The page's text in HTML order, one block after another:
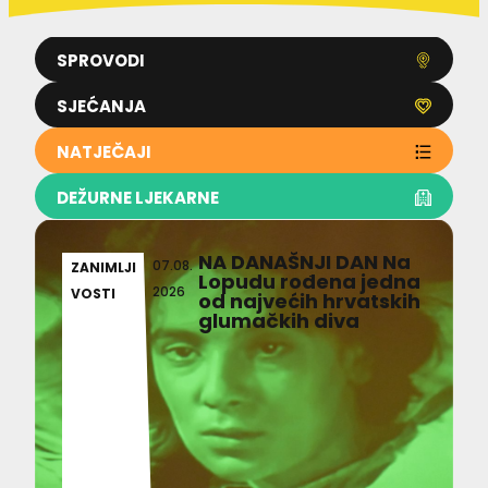
SPROVODI
SJEĆANJA
NATJEČAJI
DEŽURNE LJEKARNE
ZANIMLJI
VOSTI
07.08.
2026
NA DANAŠNJI DAN Na
Lopudu rođena jedna
od najvećih hrvatskih
glumačkih diva